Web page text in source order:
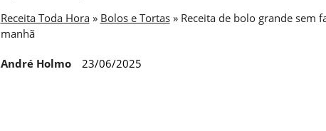
Receita Toda Hora» Bolos e Tortas» Receita de bolo grande sem
manhã
André Holmo 23/06/2025